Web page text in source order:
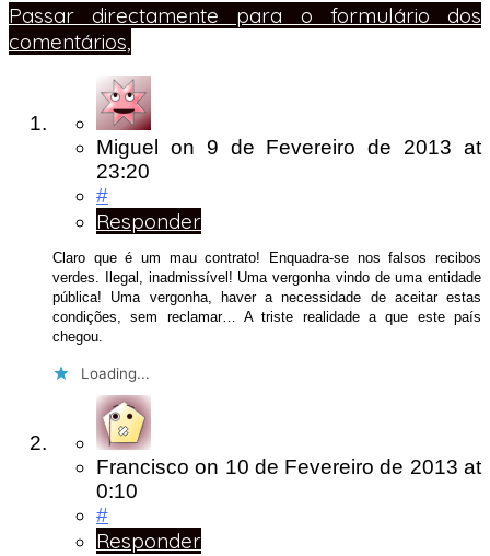
Passar directamente para o formulário dos
comentários,
Miguel on 9 de Fevereiro de 2013at
23:20
#
Responder
Claro que é um mau contrato! Enquadra-se nos falsos recibos
verdes. Ilegal, inadmissível! Uma vergonha vindo de uma entidade
pública! Uma vergonha, haver a necessidade de aceitar estas
condições, sem reclamar… A triste realidade a que este país
chegou.
Loading...
Francisco on 10 de Fevereiro de 2013at
0:10
#
Responder